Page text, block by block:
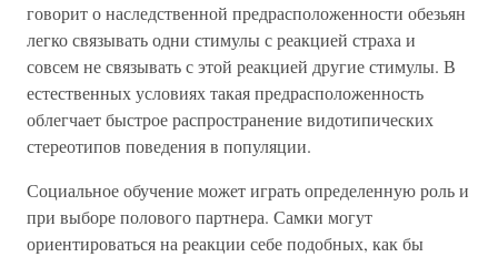
говорит о наследственной предрасположенности обезьян
легко связывать одни стимулы с реакцией страха и
совсем не связывать с этой реакцией другие стимулы. В
естественных условиях такая предрасположенность
облегчает быстрое распространение видотипических
стереотипов поведения в популяции.
Социальное обучение может играть определенную роль и
при выборе полового партнера. Самки могут
ориентироваться на реакции себе подобных, как бы